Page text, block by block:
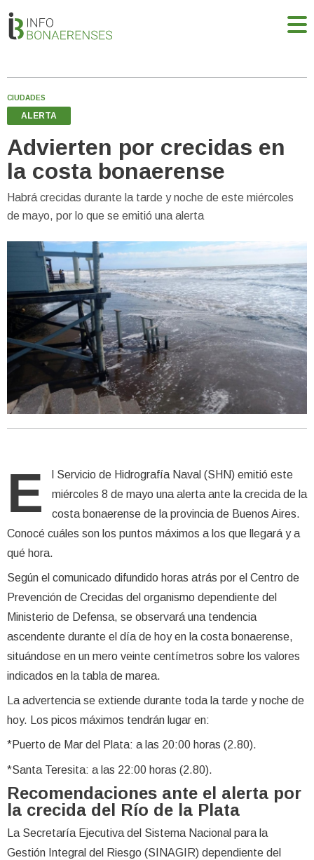
CIUDADES
ALERTA
Advierten por crecidas en
la costa bonaerense
Habrá crecidas durante la tarde y noche de este miércoles
de mayo, por lo que se emitió una alerta
E
l Servicio de Hidrografía Naval (SHN) emitió este
miércoles 8 de mayo una alerta ante la crecida de la
costa bonaerense de la provincia de Buenos Aires.
Conocé cuáles son los puntos máximos a los que llegará y a
qué hora.
Según el comunicado difundido horas atrás por el Centro de
Prevención de Crecidas del organismo dependiente del
Ministerio de Defensa, se observará una tendencia
ascendente durante el día de hoy en la costa bonaerense,
situándose en un mero veinte centímetros sobre los valores
indicados en la tabla de marea.
La advertencia se extiende durante toda la tarde y noche de
hoy. Los picos máximos tendrán lugar en:
*Puerto de Mar del Plata: a las 20:00 horas (2.80).
*Santa Teresita: a las 22:00 horas (2.80).
Recomendaciones ante el alerta por
la crecida del Río de la Plata
La Secretaría Ejecutiva del Sistema Nacional para la
Gestión Integral del Riesgo (SINAGIR) dependiente del